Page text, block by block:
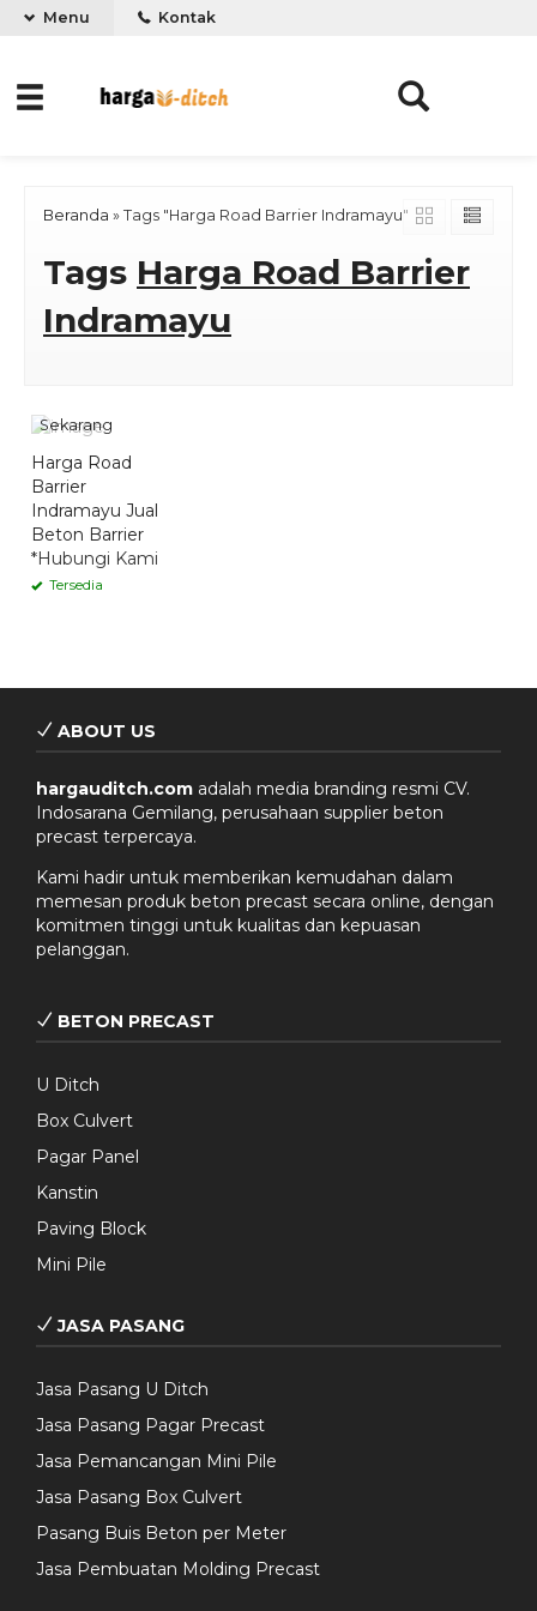
Menu Kontak
Beranda » Tags "Harga Road Barrier Indramayu"
Tags Harga Road Barrier
Indramayu
Sekarang
Harga Road
Barrier
Indramayu Jual
Beton Barrier
*Hubungi Kami
Tersedia
ABOUT US
hargauditch.com adalah media branding resmi CV.
Indosarana Gemilang, perusahaan supplier beton
precast terpercaya.
Kami hadir untuk memberikan kemudahan dalam
memesan produk beton precast secara online, dengan
komitmen tinggi untuk kualitas dan kepuasan
pelanggan.
BETON PRECAST
U Ditch
Box Culvert
Pagar Panel
Kanstin
Paving Block
Mini Pile
JASA PASANG
Jasa Pasang U Ditch
Jasa Pasang Pagar Precast
Jasa Pemancangan Mini Pile
Jasa Pasang Box Culvert
Pasang Buis Beton per Meter
Jasa Pembuatan Molding Precast